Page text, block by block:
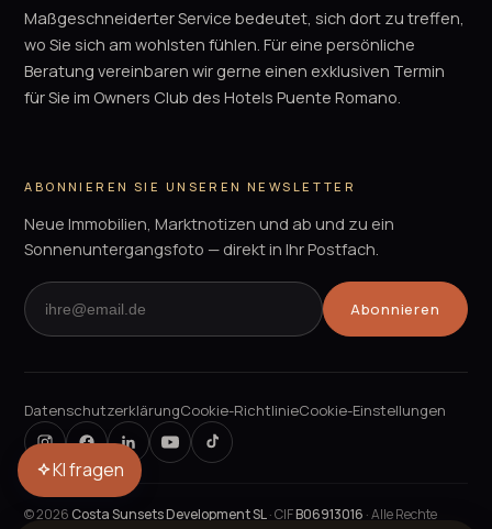
KI fragen
Maßgeschneiderter Service bedeutet, sich dort zu treffen,
wo Sie sich am wohlsten fühlen. Für eine persönliche
Beratung vereinbaren wir gerne einen exklusiven Termin
für Sie im Owners Club des Hotels Puente Romano.
ABONNIEREN SIE UNSEREN NEWSLETTER
Neue Immobilien, Marktnotizen und ab und zu ein
Sonnenuntergangsfoto — direkt in Ihr Postfach.
Abonnieren
DatenschutzerklärungCookie-RichtlinieCookie-Einstellungen
©2026 Costa Sunsets Development SL· CIFB06913016 · Alle Rechte